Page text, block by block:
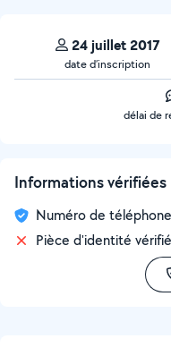
24 juillet 2017
date d’inscription
délai de
Informations vérifiées
Numéro de
Pièce d'identité